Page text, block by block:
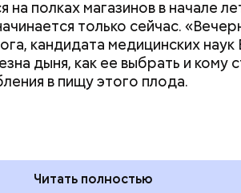
на полках магазинов в начале
только сейчас.
кандидата медицинских наук
дыня, как ее выбрать и кому
в пищу этого плода.
Читать полностью
мочекаменной болезнью,
гастрите, холецистите,
язвах и панкреатите
— предупредила врач. — Он
желудка и раздражать